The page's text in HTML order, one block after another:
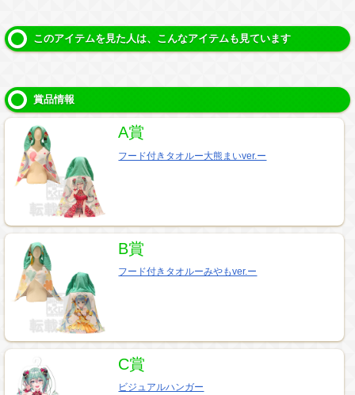
このアイテムを見た人は、こんなアイテムも見ています
賞品情報
A賞
フード付きタオルー大熊まいver.ー
B賞
フード付きタオルーみやもver.ー
C賞
ビジュアルハンガー